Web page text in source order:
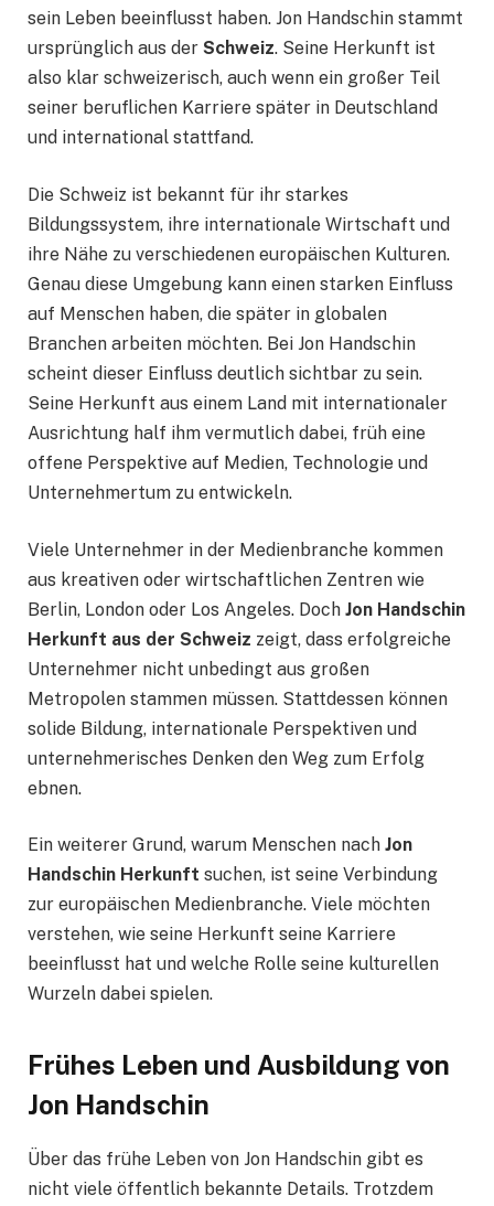
sein Leben beeinflusst haben. Jon Handschin stammt
ursprünglich aus der Schweiz. Seine Herkunft ist
also klar schweizerisch, auch wenn ein großer Teil
seiner beruflichen Karriere später in Deutschland
und international stattfand.
Die Schweiz ist bekannt für ihr starkes
Bildungssystem, ihre internationale Wirtschaft und
ihre Nähe zu verschiedenen europäischen Kulturen.
Genau diese Umgebung kann einen starken Einfluss
auf Menschen haben, die später in globalen
Branchen arbeiten möchten. Bei Jon Handschin
scheint dieser Einfluss deutlich sichtbar zu sein.
Seine Herkunft aus einem Land mit internationaler
Ausrichtung half ihm vermutlich dabei, früh eine
offene Perspektive auf Medien, Technologie und
Unternehmertum zu entwickeln.
Viele Unternehmer in der Medienbranche kommen
aus kreativen oder wirtschaftlichen Zentren wie
Berlin, London oder Los Angeles. Doch Jon Handschin
Herkunft aus der Schweiz zeigt, dass erfolgreiche
Unternehmer nicht unbedingt aus großen
Metropolen stammen müssen. Stattdessen können
solide Bildung, internationale Perspektiven und
unternehmerisches Denken den Weg zum Erfolg
ebnen.
Ein weiterer Grund, warum Menschen nach Jon
Handschin Herkunft suchen, ist seine Verbindung
zur europäischen Medienbranche. Viele möchten
verstehen, wie seine Herkunft seine Karriere
beeinflusst hat und welche Rolle seine kulturellen
Wurzeln dabei spielen.
Frühes Leben und Ausbildung von
Jon Handschin
Über das frühe Leben von Jon Handschin gibt es
nicht viele öffentlich bekannte Details. Trotzdem